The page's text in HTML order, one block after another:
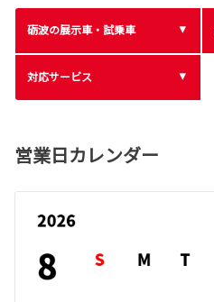
砺波の展示車・試乗車
対応サービス
営業日カレンダー